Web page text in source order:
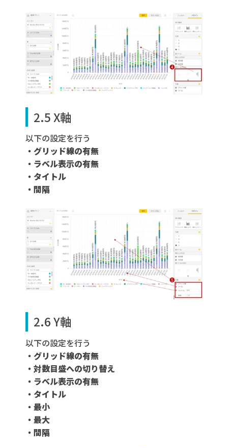
2.5 X軸
以下の設定を行う
・グリッド線の有無
・ラベル表示の有無
・タイトル
・間隔
2.6 Y軸
以下の設定を行う
・グリッド線の有無
・対数目盛への切り替え
・ラベル表示の有無
・タイトル
・最小
・最大
・間隔